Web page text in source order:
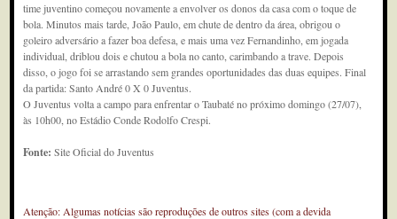
time juventino começou novamente a envolver os donos da casa com o toque de
bola. Minutos mais tarde, João Paulo, em chute de dentro da área, obrigou o
goleiro adversário a fazer boa defesa, e mais uma vez Fernandinho, em jogada
individual, driblou dois e chutou a bola no canto, carimbando a trave. Depois
disso, o jogo foi se arrastando sem grandes oportunidades das duas equipes. Final
da partida: Santo André 0 X 0 Juventus.
O Juventus volta a campo para enfrentar o Taubaté no próximo domingo (27/07),
às 10h00, no Estádio Conde Rodolfo Crespi.
Fonte:Site Oficial do Juventus
Atenção: Algumas notícias são reproduções de outros sites (com a devida